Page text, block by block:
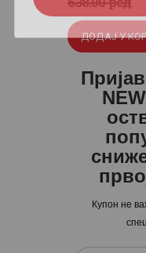
је
била:
638.
је:
480.
ДОДАЈ У
Купон не